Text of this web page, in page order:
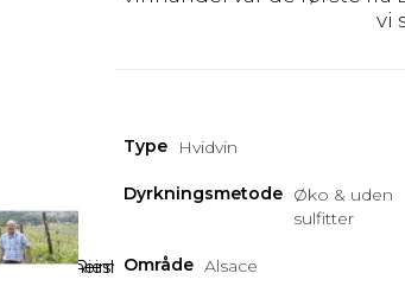
vi
Type Hvidvin
Dyrkningsmetode Øko & uden
sulfitter
Område Alsace